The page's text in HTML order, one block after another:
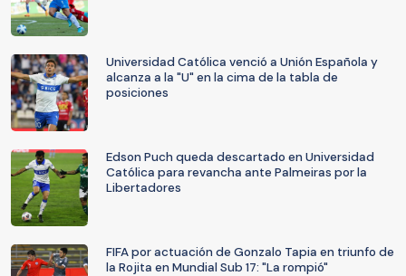
Universidad Católica venció a Unión Española y
alcanza a la "U" en la cima de la tabla de
posiciones
Edson Puch queda descartado en Universidad
Católica para revancha ante Palmeiras por la
Libertadores
FIFA por actuación de Gonzalo Tapia en triunfo de
la Rojita en Mundial Sub 17: "La rompió"